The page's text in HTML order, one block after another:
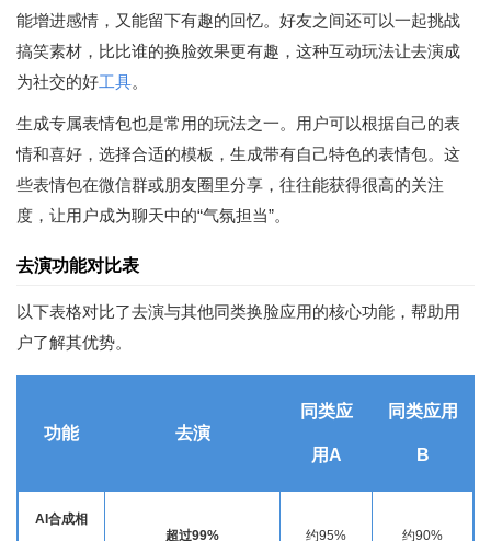
能增进感情，又能留下有趣的回忆。好友之间还可以一起挑战
搞笑素材，比比谁的换脸效果更有趣，这种互动玩法让去演成
为社交的好工具。
生成专属表情包也是常用的玩法之一。用户可以根据自己的表
情和喜好，选择合适的模板，生成带有自己特色的表情包。这
些表情包在微信群或朋友圈里分享，往往能获得很高的关注
度，让用户成为聊天中的“气氛担当”。
去演功能对比表
以下表格对比了去演与其他同类换脸应用的核心功能，帮助用
户了解其优势。
功能 去演
同类应
用A
同类应用
B
AI合成相
超过99% 约95% 约90%